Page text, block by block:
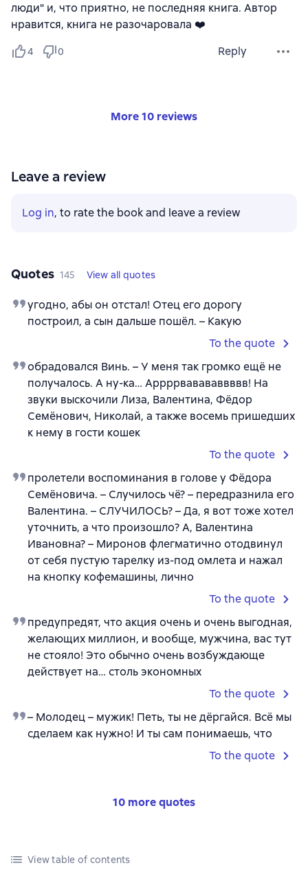
люди" и, что приятно, не последняя книга. Автор
нравится, книга не разочаровала ❤️
4 0 Reply
More 10 reviews
Leave a review
Log in, to rate the book and leave a review
Quotes 145 View all quotes
угодно, абы он отстал! Отец его дорогу
построил, а сын дальше пошёл. – Какую
To the quote
обрадовался Винь. – У меня так громко ещё не
получалось. А ну-ка… Аррррвавававвввв! На
звуки выскочили Лиза, Валентина, Фёдор
Семёнович, Николай, а также восемь пришедших
к нему в гости кошек
To the quote
пролетели воспоминания в голове у Фёдора
Семёновича. – Случилось чё? – передразнила его
Валентина. – СЛУЧИЛОСЬ? – Да, я вот тоже хотел
уточнить, а что произошло? А, Валентина
Ивановна? – Миронов флегматично отодвинул
от себя пустую тарелку из-под омлета и нажал
на кнопку кофемашины, лично
To the quote
предупредят, что акция очень и очень выгодная,
желающих миллион, и вообще, мужчина, вас тут
не стояло! Это обычно очень возбуждающе
действует на… столь экономных
To the quote
– Молодец – мужик! Петь, ты не дёргайся. Всё мы
сделаем как нужно! И ты сам понимаешь, что
To the quote
10 more quotes
View table of contents